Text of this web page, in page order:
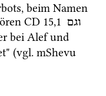
beim Namen
CD 15,1
וגם
bei Alef und
(vgl. mShevu